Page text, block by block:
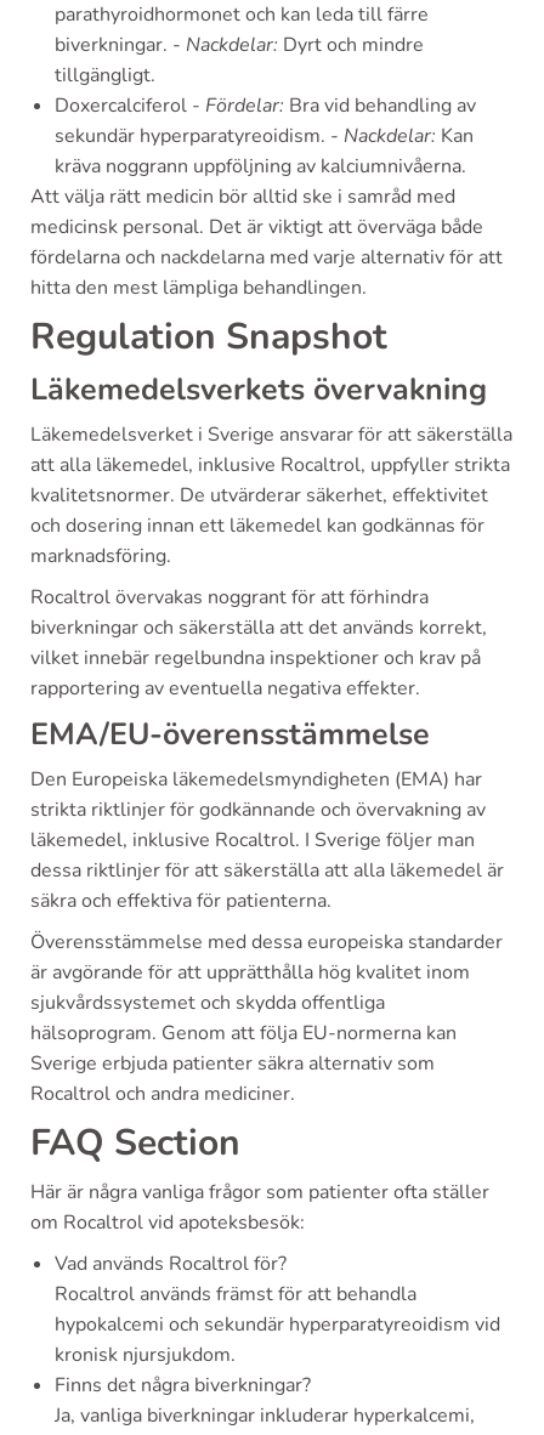
parathyroidhormonet och kan leda till färre
biverkningar. - Nackdelar: Dyrt och mindre
tillgängligt.
Doxercalciferol - Fördelar: Bra vid behandling av
sekundär hyperparatyreoidism. - Nackdelar: Kan
kräva noggrann uppföljning av kalciumnivåerna.
Att välja rätt medicin bör alltid ske i samråd med
medicinsk personal. Det är viktigt att överväga både
fördelarna och nackdelarna med varje alternativ för att
hitta den mest lämpliga behandlingen.
Regulation Snapshot
Läkemedelsverkets övervakning
Läkemedelsverket i Sverige ansvarar för att säkerställa
att alla läkemedel, inklusive Rocaltrol, uppfyller strikta
kvalitetsnormer. De utvärderar säkerhet, effektivitet
och dosering innan ett läkemedel kan godkännas för
marknadsföring.
Rocaltrol övervakas noggrant för att förhindra
biverkningar och säkerställa att det används korrekt,
vilket innebär regelbundna inspektioner och krav på
rapportering av eventuella negativa effekter.
EMA/EU-överensstämmelse
Den Europeiska läkemedelsmyndigheten (EMA) har
strikta riktlinjer för godkännande och övervakning av
läkemedel, inklusive Rocaltrol. I Sverige följer man
dessa riktlinjer för att säkerställa att alla läkemedel är
säkra och effektiva för patienterna.
Överensstämmelse med dessa europeiska standarder
är avgörande för att upprätthålla hög kvalitet inom
sjukvårdssystemet och skydda offentliga
hälsoprogram. Genom att följa EU-normerna kan
Sverige erbjuda patienter säkra alternativ som
Rocaltrol och andra mediciner.
FAQ Section
Här är några vanliga frågor som patienter ofta ställer
om Rocaltrol vid apoteksbesök:
Vad används Rocaltrol för?
Rocaltrol används främst för att behandla
hypokalcemi och sekundär hyperparatyreoidism vid
kronisk njursjukdom.
Finns det några biverkningar?
Ja, vanliga biverkningar inkluderar hyperkalcemi,